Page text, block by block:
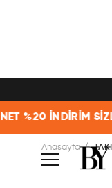
•
Anasayfa